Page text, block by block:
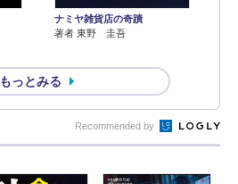
ナミヤ雑貨店の奇蹟
著者 東野 圭吾
もっとみる
Recommended by